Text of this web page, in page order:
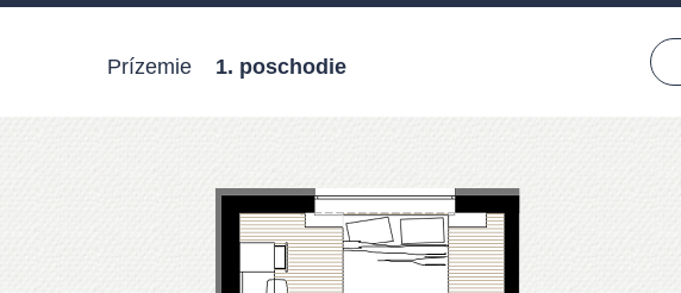
Prízemie 1. poschodie